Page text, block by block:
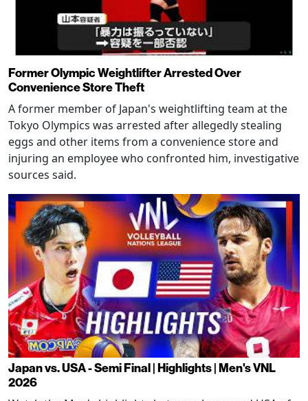
Former Olympic Weightlifter Arrested Over
Convenience Store Theft
A former member of Japan's weightlifting team at the
Tokyo Olympics was arrested after allegedly stealing
eggs and other items from a convenience store and
injuring an employee who confronted him, investigative
sources said.
Japan vs. USA - Semi Final | Highlights | Men's VNL
2026